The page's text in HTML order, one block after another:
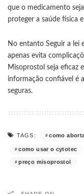
que o medicamento
proteger a saúde física
No entanto Seguir a lei
apenas evita
Misoprostol seja eficaz
informação confiável é
seguras.
TAGS: como
como usar o cytotec
preço misoprostol